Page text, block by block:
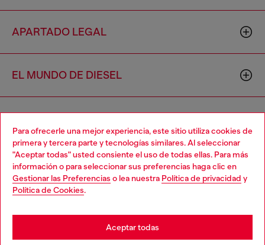
Para ofrecerle una mejor experiencia, este sitio utiliza cookies de
primera y tercera parte y tecnologías similares. Al seleccionar
"Aceptar todas" usted consiente el uso de todas ellas. Para más
información o para seleccionar sus preferencias haga clic en
Gestionar las Preferencias o lea nuestra Política de privacidad y
Política de Cookies.
Aceptar todas
APARTADO LEGAL
EL MUNDO DE DIESEL
Country: MX Language: ES
Choose your location
You are currently browsing México website, but it seems you
may be based in United States